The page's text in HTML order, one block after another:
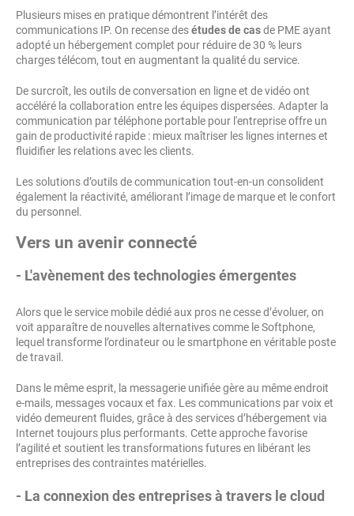
Plusieurs mises en pratique démontrent l’intérêt des
communications IP. On recense desétudes de casde PME ayant
adopté un hébergement complet pour réduire de 30 % leurs
charges télécom, tout en augmentant la qualité du service.
De surcroît, les outils de conversation en ligne et de vidéo ont
accéléré la collaboration entre les équipes dispersées. Adapter la
communication par téléphone portable pour l'entreprise offre un
gain de productivité rapide : mieux maîtriser les lignes internes et
fluidifier les relations avec les clients.
Les solutions d’outils de communication tout-en-un consolident
également la réactivité, améliorant l’image de marque et le confort
du personnel.
Vers un avenir connecté
- L'avènement des technologies émergentes
Alors que le service mobile dédié aux pros ne cesse d’évoluer, on
voit apparaître de nouvelles alternatives comme le Softphone,
lequel transforme l’ordinateur ou le smartphone en véritable poste
de travail.
Dans le même esprit, la messagerie unifiée gère au même endroit
e-mails, messages vocaux et fax. Les communications par voix et
vidéo demeurent fluides, grâce à des services d’hébergement via
Internet toujours plus performants. Cette approche favorise
l’agilité et soutient les transformations futures en libérant les
entreprises des contraintes matérielles.
- La connexion des entreprises à travers le cloud